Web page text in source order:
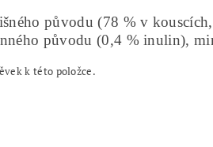
původu (78 % v
původu (0,4 % inulin),
k této položce.